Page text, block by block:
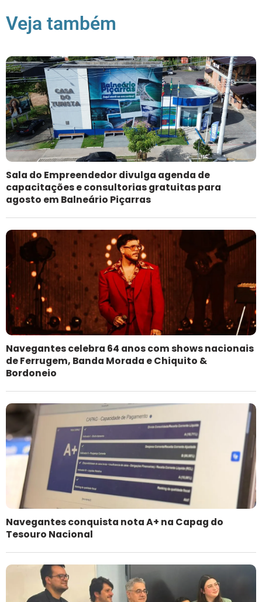
Veja também
Sala do Empreendedor divulga agenda de
capacitações e consultorias gratuitas para
agosto em Balneário Piçarras
Navegantes celebra 64 anos com shows nacionais
de Ferrugem, Banda Morada e Chiquito &
Bordoneio
Navegantes conquista nota A+ na Capag do
Tesouro Nacional